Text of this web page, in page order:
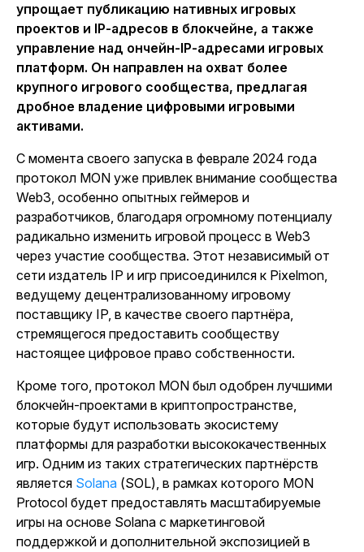
упрощает публикацию нативных игровых
проектов и IP-адресов в блокчейне, а также
управление над ончейн-IP-адресами игровых
платформ. Он направлен на охват более
крупного игрового сообщества, предлагая
дробное владение цифровыми игровыми
активами.
С момента своего запуска в феврале 2024 года
протокол MON уже привлек внимание сообщества
Web3, особенно опытных геймеров и
разработчиков, благодаря огромному потенциалу
радикально изменить игровой процесс в Web3
через участие сообщества. Этот независимый от
сети издатель IP и игр присоединился к Pixelmon,
ведущему децентрализованному игровому
поставщику IP, в качестве своего партнёра,
стремящегося предоставить сообществу
настоящее цифровое право собственности.
Кроме того, протокол MON был одобрен лучшими
блокчейн-проектами в криптопространстве,
которые будут использовать экосистему
платформы для разработки высококачественных
игр. Одним из таких стратегических партнёрств
является Solana (SOL), в рамках которого MON
Protocol будет предоставлять масштабируемые
игры на основе Solana с маркетинговой
поддержкой и дополнительной экспозицией в